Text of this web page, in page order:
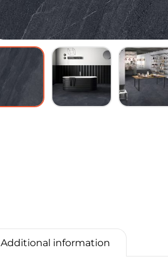
Additional information